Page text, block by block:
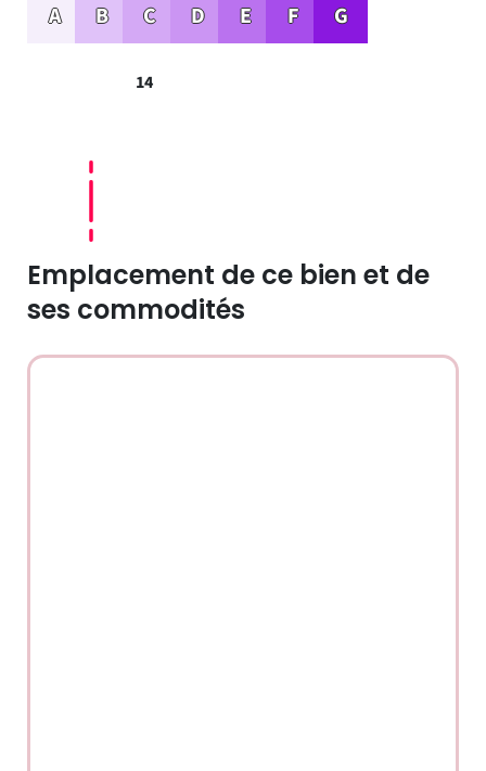
A B C
14
D E F G
Emplacement de ce bien et de
ses commodités